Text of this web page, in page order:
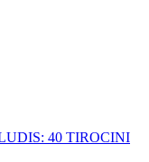
40 TIROCINI